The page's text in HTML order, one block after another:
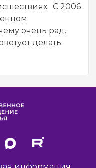
С 2006
очень рад.
делать
информация